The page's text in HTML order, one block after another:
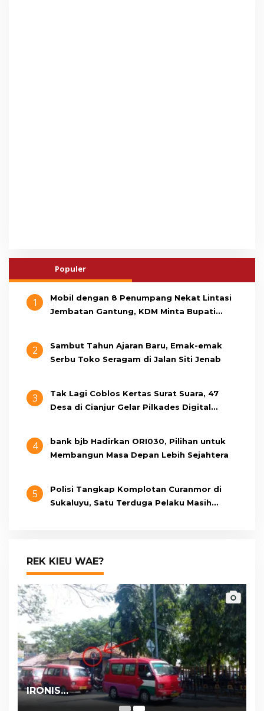
Populer
1
Mobil dengan 8 Penumpang Nekat Lintasi
Jembatan Gantung, KDM Minta Bupati
2
Sambut Tahun Ajaran Baru, Emak-emak
Serbu Toko Seragam di Jalan Siti Jenab
3
Tak Lagi Coblos Kertas Surat Suara, 47
Desa di Cianjur Gelar Pilkades Digital
4
bank bjb Hadirkan ORI030, Pilihan untuk
Membangun Masa Depan Lebih Sejahtera
5
Polisi Tangkap Komplotan Curanmor di
Sukaluyu, Satu Terduga Pelaku Masih
REK KIEU WAE?
IRONIS…